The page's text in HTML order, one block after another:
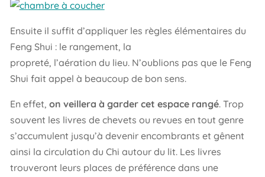
Ensuite il suffit d’appliquer les règles élémentaires du
Feng Shui : le rangement, la
propreté, l’aération du lieu. N’oublions pas que le Feng
Shui fait appel à beaucoup de bon sens.
En effet, on veillera à garder cet espace rangé. Trop
souvent les livres de chevets ou revues en tout genre
s’accumulent jusqu’à devenir encombrants et gênent
ainsi la circulation du Chi autour du lit. Les livres
trouveront leurs places de préférence dans une